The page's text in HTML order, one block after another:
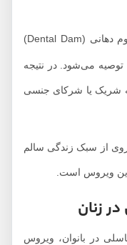
یا کاندوم دهانی (Dental Dam)
می‌شود. در نتیجه
یا شرکای جنسی
سبک زندگی سالم
ویروس است.
در بانوان، ویروس